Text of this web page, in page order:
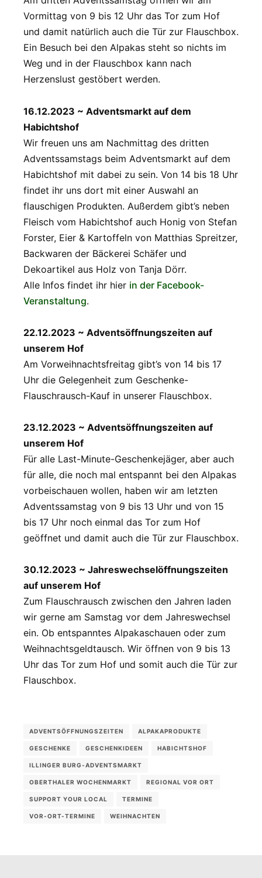
Vormittag von 9 bis 12 Uhr das Tor zum Hof
und damit natürlich auch die Tür zur Flauschbox.
Ein Besuch bei den Alpakas steht so nichts im
Weg und in der Flauschbox kann nach
Herzenslust gestöbert werden.
16.12.2023 ~ Adventsmarkt auf dem
Habichtshof
Wir freuen uns am Nachmittag des dritten
Adventssamstags beim Adventsmarkt auf dem
Habichtshof mit dabei zu sein. Von 14 bis 18 Uhr
findet ihr uns dort mit einer Auswahl an
flauschigen Produkten. Außerdem gibt’s neben
Fleisch vom Habichtshof auch Honig von Stefan
Forster, Eier & Kartoffeln von Matthias Spreitzer,
Backwaren der Bäckerei Schäfer und
Dekoartikel aus Holz von Tanja Dörr.
Alle Infos findet ihr hier in der Facebook-
Veranstaltung.
22.12.2023 ~ Adventsöffnungszeiten auf
unserem Hof
Am Vorweihnachtsfreitag gibt’s von 14 bis 17
Uhr die Gelegenheit zum Geschenke-
Flauschrausch-Kauf in unserer Flauschbox.
23.12.2023 ~ Adventsöffnungszeiten auf
unserem Hof
Für alle Last-Minute-Geschenkejäger, aber auch
für alle, die noch mal entspannt bei den Alpakas
vorbeischauen wollen, haben wir am letzten
Adventssamstag von 9 bis 13 Uhr und von 15
bis 17 Uhr noch einmal das Tor zum Hof
geöffnet und damit auch die Tür zur Flauschbox.
30.12.2023 ~ Jahreswechselöffnungszeiten
auf unserem Hof
Zum Flauschrausch zwischen den Jahren laden
wir gerne am Samstag vor dem Jahreswechsel
ein. Ob entspanntes Alpakaschauen oder zum
Weihnachtsgeldtausch. Wir öffnen von 9 bis 13
Uhr das Tor zum Hof und somit auch die Tür zur
Flauschbox.
ADVENTSÖFFNUNGSZEITEN ALPAKAPRODUKTE
GESCHENKE GESCHENKIDEEN HABICHTSHOF
ILLINGER BURG-ADVENTSMARKT
OBERTHALER WOCHENMARKT REGIONAL VOR ORT
SUPPORT YOUR LOCAL TERMINE
VOR-ORT-TERMINE WEIHNACHTEN